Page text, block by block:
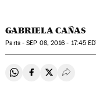
GABRIELA CAÑAS
Paris -SEP 08, 2016 - 17:45
Compartir en
Compartir en
Compartir